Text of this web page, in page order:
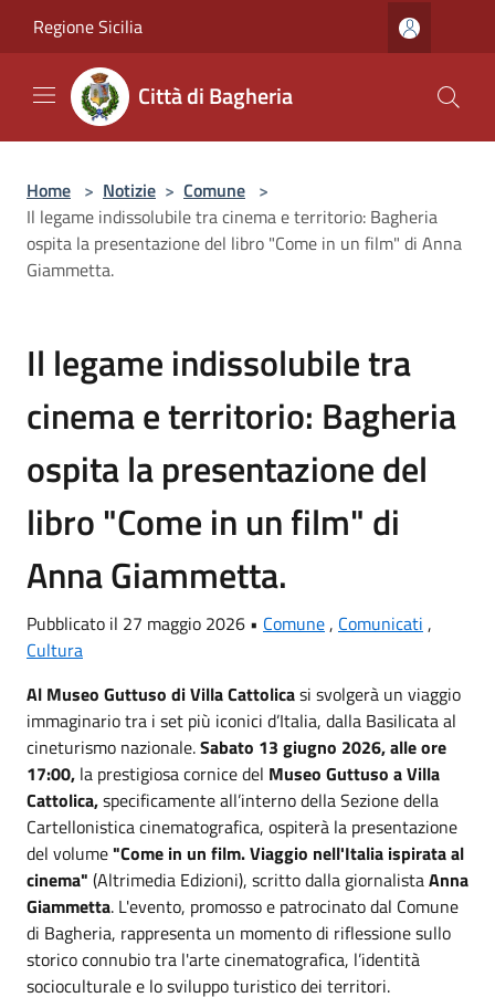
Regione Sicilia
Città di Bagheria
Home > Notizie > Comune >
Il legame indissolubile tra cinema e territorio: Bagheria
ospita la presentazione del libro "Come in un film" di Anna
Giammetta.
Il legame indissolubile tra
cinema e territorio: Bagheria
ospita la presentazione del
libro "Come in un film" di
Anna Giammetta.
Pubblicato il 27 maggio 2026 • Comune , Comunicati ,
Cultura
Al Museo Guttuso di Villa Cattolicasi svolgerà un viaggio
immaginario tra i set più iconici d’Italia, dalla Basilicata al
cineturismo nazionale.Sabato 13 giugno 2026, alle ore
17:00, la prestigiosa cornice del Museo Guttuso a Villa
Cattolica,specificamente all’interno della Sezione della
Cartellonistica cinematografica, ospiterà la presentazione
del volume"Come in un film. Viaggio nell'Italia ispirata al
cinema" (Altrimedia Edizioni), scritto dalla giornalistaAnna
Giammetta. L'evento, promosso e patrocinato dal Comune
di Bagheria, rappresenta un momento di riflessione sullo
storico connubio tra l'arte cinematografica, l’identità
socioculturale e lo sviluppo turistico dei territori.